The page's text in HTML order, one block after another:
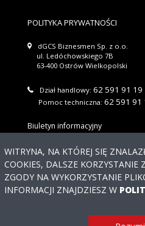
POLITYKA PRYWATNOŚCI
dGCS Biznesmen Sp. z o.o.
ul. Ledóchowskiego 7B
63-400 Ostrów Wielkopolski
Dział handlowy: 62 591 91 19
Pomoc techniczna:62 591 91
Biuletyn informacyjny
Akceptuję warunki
WITRYNA, NA KTÓREJ SIĘ
COOKIES, DALSZE KORZYSTANIE
ZGODY NA WYKORZYSTANIE
INFORMACJI ZNAJDZIESZ W
© 2026 DGCS BIZNESMEN SP.